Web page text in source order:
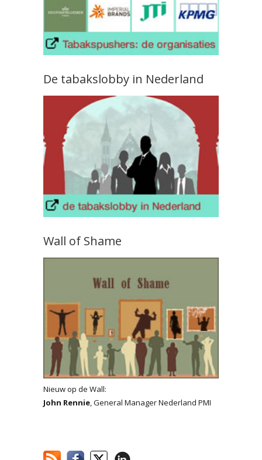
De tabakslobby in Nederland
Wall of Shame
Nieuw op de Wall:
John Rennie, General Manager Nederland PMI